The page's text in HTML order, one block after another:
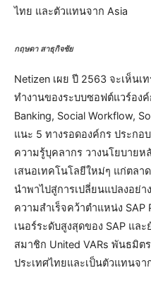
ไทย และตัวแทนจาก Asia
กฤษดา สาธุกิจชัย
Netizen เผย ปี 2563 จะเห็นเ
ทำงานของระบบซอฟต์แวร์อง
Banking, Social Workflow,
แนะ 5 ทางรอดองค์กร ประกอ
ความรู้บุคลากร วางนโยบาย
เสนอเทคโนโลยีใหม่ๆ แก่ตลา
นำพาไปสู่การเปลี่ยนแปลงอย่
ความสำเร็จคว้าตำแหน่ง SAP
เนอร์ระดับสูงสุดของ SAP แล
สมาชิก United VARs พันธมิต
ประเทศไทยและเป็นตัวแทนจา